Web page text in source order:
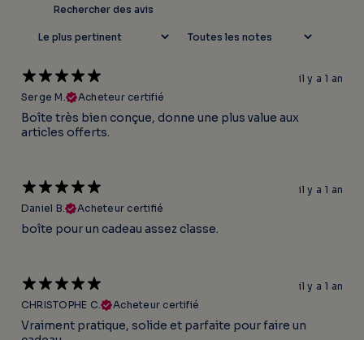
il y a 1 an
Serge M.
Acheteur certifié
Boîte très bien conçue, donne une plus value aux
articles offerts.
il y a 1 an
Daniel B.
Acheteur certifié
boîte pour un cadeau assez classe.
il y a 1 an
CHRISTOPHE C.
Acheteur certifié
Vraiment pratique, solide et parfaite pour faire un